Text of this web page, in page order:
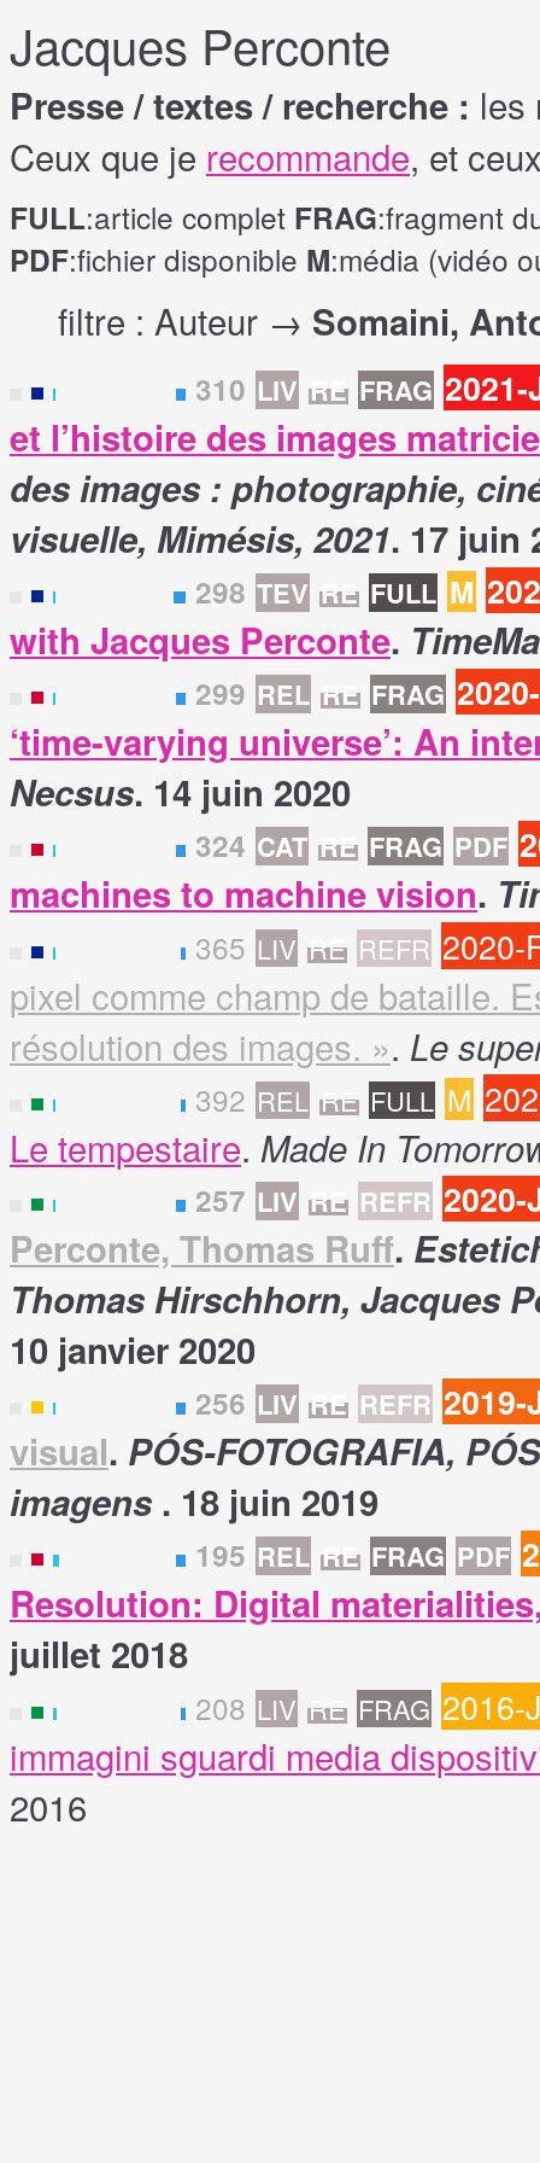
Jacques Perconte
Presse / textes / recherche : les
Ceux que je recommande, et
FULL:article complet FRAG:fragment
PDF:fichier disponible M:média (vidéo
filtre : Auteur → Somaini,
F 310 LIV RE FRAG
et l’histoire des images
des images : photographie,
visuelle, Mimésis, 2021. 17 juin
F 298 TEV RE FULL M
with Jacques Perconte.
E 299 REL RE FRAG
‘time-varying universe’: An
Necsus. 14 juin 2020
E 324 CAT RE FRAG PDF
machines to machine vision.
F 365 LIV RE REFR 2020-
pixel comme champ de bataille.
résolution des images. ». Le
I 392 REL RE FULL M
Le tempestaire. Made In
I 257 LIV RE REFR
Perconte, Thomas Ruff.
Thomas Hirschhorn, Jacques
10 janvier 2020
E 256 LIV RE REFR
visual. PÓS-FOTOGRAFIA,
imagens . 18 juin 2019
E 195 REL RE FRAG PDF
Resolution: Digital
juillet 2018
I 208 LIV RE FRAG
immagini sguardi media
2016